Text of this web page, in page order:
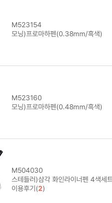
M523154
모닝)프로마하펜(0.38mm/흑색)
M523160
모닝)프로마하펜(0.48mm/흑색)
M504030
스테들러)삼각 화인라이너펜 4색
이용후기(2)